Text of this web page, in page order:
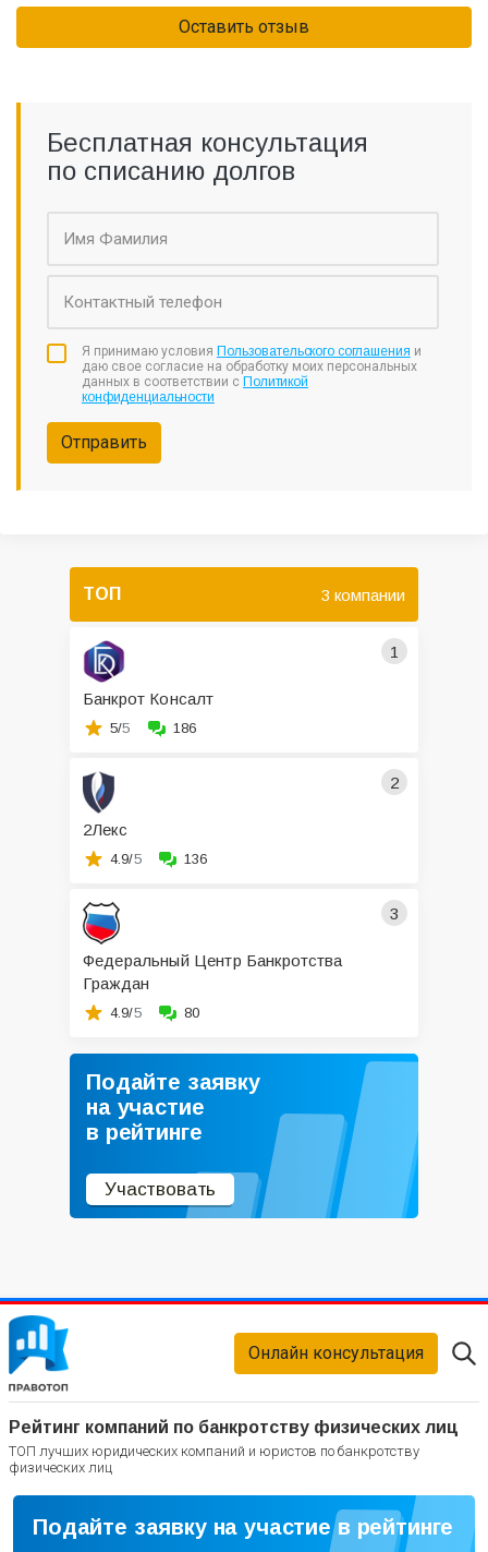
Оставить отзыв
Бесплатная консультация
по списанию долгов
Я принимаю условия Пользовательского соглашения и
даю свое согласие на обработку моих персональных
данных в соответствии с Политикой
конфиденциальности
Отправить
ТОП 3 компании
1
Банкрот Консалт
5/5 186
2
2Лекс
4.9/5 136
3
Федеральный Центр Банкротства
Граждан
4.9/5 80
Подайте заявку
на участие
в рейтинге
Участвовать
Рейтинг компаний по банкротству физических лиц
ТОП лучших юридических компаний и юристов по банкротству
физических лиц
Онлайн консультация
Подайте заявку на участие в рейтинге